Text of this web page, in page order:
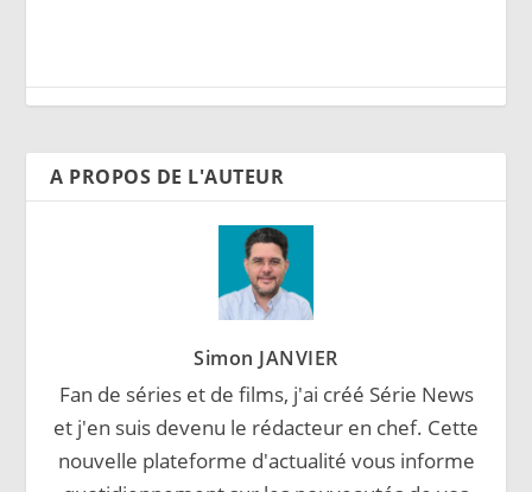
A PROPOS DE L'AUTEUR
Simon JANVIER
Fan de séries et de films, j'ai créé Série News
et j'en suis devenu le rédacteur en chef. Cette
nouvelle plateforme d'actualité vous informe